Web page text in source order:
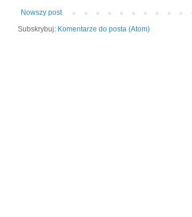
Nowszy post
Subskrybuj: Komentarze do posta (Atom)